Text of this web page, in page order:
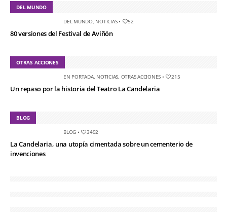
DEL MUNDO
DEL MUNDO, NOTICIAS• 52
80 versiones del Festival de Aviñón
OTRAS ACCIONES
EN PORTADA, NOTICIAS OTRAS ACCIONES • 215
Un repaso por la historia del Teatro La Candelaria
BLOG
BLOG • 3492
La Candelaria, una utopía cimentada sobre un cementerio de
invenciones